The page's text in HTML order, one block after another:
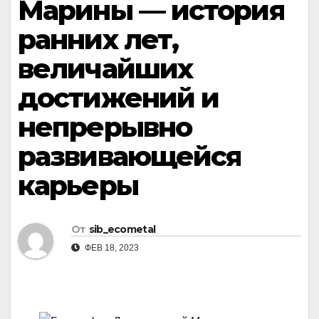
Марины — история
ранних лет,
величайших
достижений и
непрерывно
развивающейся
карьеры
От sib_ecometal
ФЕВ 18, 2023